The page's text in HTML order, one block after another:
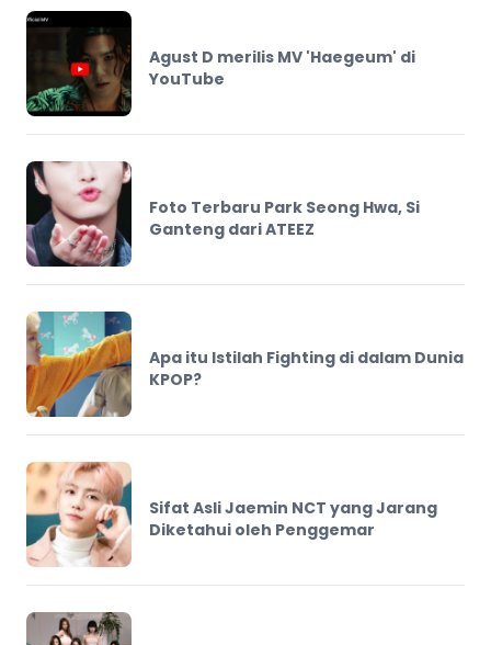
Agust D merilis MV 'Haegeum' di
YouTube
Foto Terbaru Park Seong Hwa, Si
Ganteng dari ATEEZ
Apa itu Istilah Fighting di dalam Dunia
KPOP?
Sifat Asli Jaemin NCT yang Jarang
Diketahui oleh Penggemar